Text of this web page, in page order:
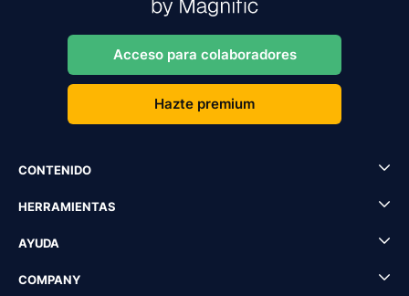
Acceso para colaboradores
Hazte premium
CONTENIDO
HERRAMIENTAS
AYUDA
COMPANY